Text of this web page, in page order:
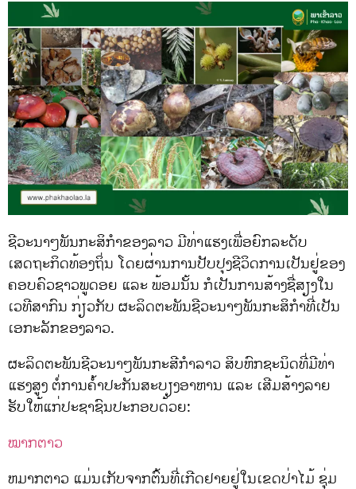
ຊີວະນາໆພັນກະສິກຳຂອງລາວ ມີທ່າແຮງເພື່ອຍົກລະດັບ
ເສດຖະກິດທ້ອງຖິ່ນ ໂດຍຜ່່ານການປັບປຸງຊີວິດການເປັນຢູ່ຂອງ
ຄອບຄົວຊາວພູດອຍ ແລະ ພ້ອມນັ້ນ ກໍເປັນການສ້າງຊື່ສຽງໃນ
ເວທີສາກົນ ກ່ຽວກັບ ຜະລິດຕະພັນຊີວະນາໆພັນກະສິກຳທີ່ເປັນ
ເອກະລັກຂອງລາວ.
ຜະລິດຕະພັນຊີວະນາໆພັນກະສີກຳລາວ ສິບຫົກຊະນິດທີ່ມີທ່າ
ແຮງສູງ ຕໍ່ການຄ້ຳປະກັນສະບຽງອາຫານ ແລະ ເສີມສ້າງລາຍ
ຮັບໃຫ້ແກ່ປະຊາຊົນປະກອບດ້ວຍ:
ໝາກຕາວ
ຫມາກຕາວ ແມ່ນເກັບຈາກຕົ້ນທີ່ເກີດຢາຍຢູ່ໃນເຂດປ່າໄມ້ ຊຸ່ມ